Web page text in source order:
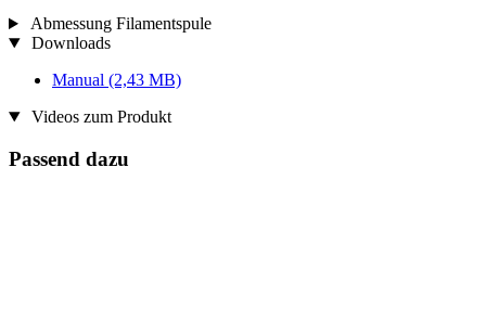
Abmessung Filamentspule
Downloads
Manual (2,43 MB)
Videos zum Produkt
Passend dazu